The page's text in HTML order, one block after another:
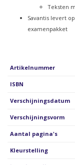
Teksten
Savantis levert
examenpakket
Artikelnummer
ISBN
Verschijningsdatum
Verschijningsvorm
Aantal pagina's
Kleurstelling